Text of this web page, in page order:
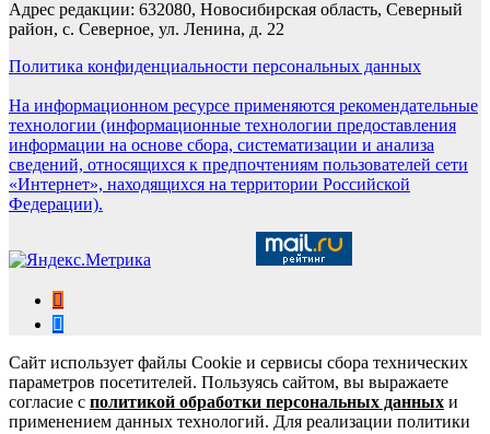
Адрес редакции: 632080, Новосибирская область, Северный
район, с. Северное, ул. Ленина, д. 22
Политика конфиденциальности персональных данных
На информационном ресурсе применяются рекомендательные
технологии (информационные технологии предоставления
информации на основе сбора, систематизации и анализа
сведений, относящихся к предпочтениям пользователей сети
«Интернет», находящихся на территории Российской
Федерации).
Сайт использует файлы Cookie и сервисы сбора технических
параметров посетителей. Пользуясь сайтом, вы выражаете
согласие с политикой обработки персональных данных и
применением данных технологий. Для реализации политики